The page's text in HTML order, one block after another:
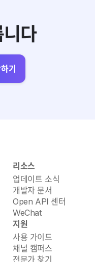
다
기
리소스
업데이트 소식
개발자 문서
Open API 센터
WeChat
지원
사용 가이드
채널 캠퍼스
전문가 찾기